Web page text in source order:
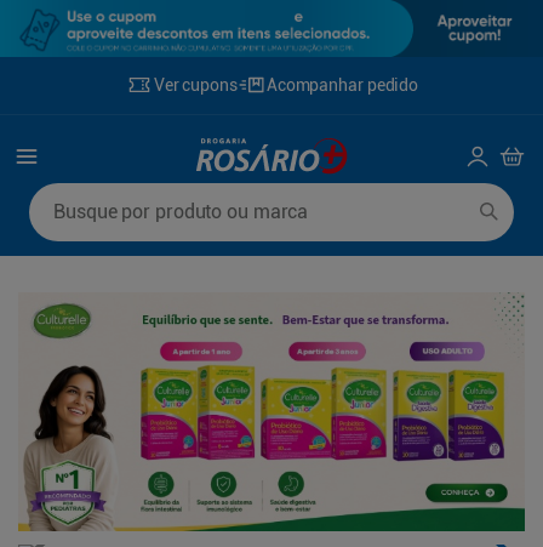
Ver cupons Acompanhar pedido
Busque por produto ou marca
Termos mais buscados
3º
fralda
la roche posay
5º lenço umedecido
8º
rosuvastatina 20mg
fralda g
10 º ozivy